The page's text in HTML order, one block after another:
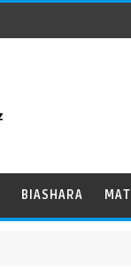
BIASHARA